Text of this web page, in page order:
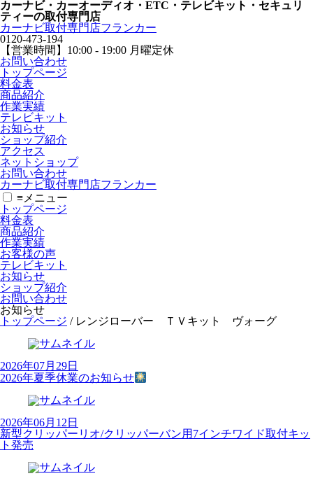
カーナビ・カーオーディオ・ETC・テレビキット・セキュリ
ティーの取付専門店
カーナビ取付専⾨店フランカー
0120-473-194
【営業時間】 10:00 - 19:00 月曜定休
お問い合わせ
トップページ
料金表
商品紹介
作業実績
テレビキット
お知らせ
ショップ紹介
アクセス
ネットショップ
お問い合わせ
カーナビ取付専⾨店フランカー
≡ メニュー
トップページ
料金表
商品紹介
作業実績
お客様の声
テレビキット
お知らせ
ショップ紹介
お問い合わせ
お知らせ
トップページ / レンジローバー ＴＶキット ヴォーグ
2026年07月29日
2026年夏季休業のお知らせ
2026年06月12日
新型クリッパーリオ/クリッパーバン用7インチワイド取付キッ
ト発売